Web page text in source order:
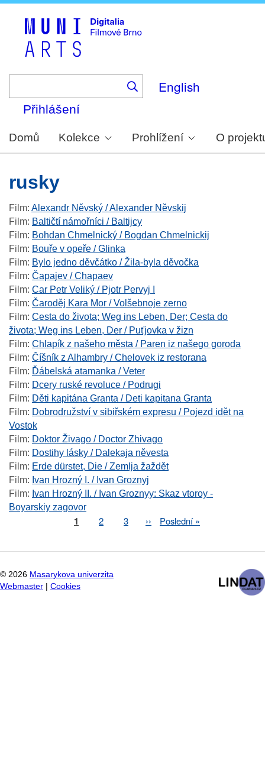
English
Přihlášení
Domů Kolekce Prohlížení O
rusky
Film: Alexandr Něvský / Alexander Něvskij
Film: Baltičtí námořníci / Baltijcy
Film: Bohdan Chmelnický / Bogdan Chmelnickij
Film: Bouře v opeře / Glinka
Film: Bylo jedno děvčátko / Žila-byla děvočka
Film: Čapajev / Chapaev
Film: Car Petr Veliký / Pjotr Pervyj I
Film: Čaroděj Kara Mor / Volšebnoje zerno
Film: Cesta do života; Weg ins Leben, Der; Cesta do
života; Weg ins Leben, Der / Puťjovka v žizn
Film: Chlapík z našeho města / Paren iz našego goroda
Film: Číšník z Alhambry / Chelovek iz restorana
Film: Ďábelská atamanka / Veter
Film: Dcery ruské revoluce / Podrugi
Film: Děti kapitána Granta / Deti kapitana Granta
Film: Dobrodružství v sibiřském expresu / Pojezd idět na
Vostok
Film: Doktor Živago / Doctor Zhivago
Film: Dostihy lásky / Dalekaja něvesta
Film: Erde dürstet, Die / Zemlja žaždět
Film: Ivan Hrozný I. / Ivan Groznyj
Film: Ivan Hrozný II. / Ivan Groznyy: Skaz vtoroy -
Boyarskiy zagovor
Page
1 Page
2 Page
3
Next
››
Last
Poslední »
© 2026 Masarykova univerzita
Webmaster
Cookies